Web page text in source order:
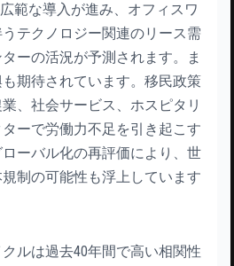
範な導入が進み、オフィスワ
テクノロジー関連のリース需
ーの活況が予測されます。ま
期待されています。移民政策
、社会サービス、ホスピタリ
ーで労働力不足を引き起こす
ーバル化の再評価により、世
制の可能性も浮上しています
ルは過去40年間で高い相関性